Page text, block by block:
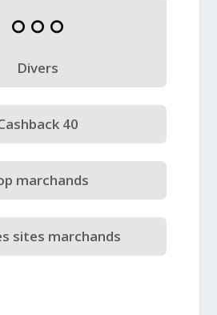
Divers
40
marchands
sites marchands